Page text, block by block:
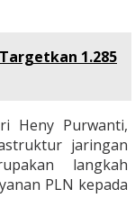
1.285
Heny Purwanti,
jaringan
langkah
PLN kepada